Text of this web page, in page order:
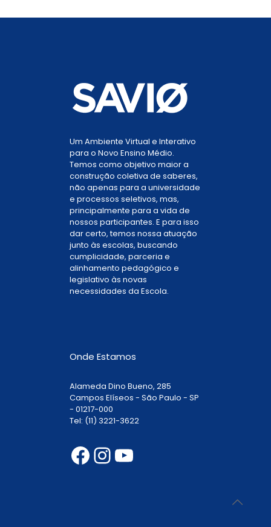
Um Ambiente Virtual e Interativo
para o Novo Ensino Médio.
Temos como objetivo maior a
construção coletiva de saberes,
não apenas para a universidade
e processos seletivos, mas,
principalmente para a vida de
nossos participantes. E para isso
dar certo, temos nossa atuação
junto às escolas, buscando
cumplicidade, parceria e
alinhamento pedagógico e
legislativo às novas
necessidades da Escola.
Onde Estamos
Alameda Dino Bueno, 285
Campos Elíseos - São Paulo - SP
- 01217-000
Tel: (11) 3221-3622
Facebook
Instagram
Youtube